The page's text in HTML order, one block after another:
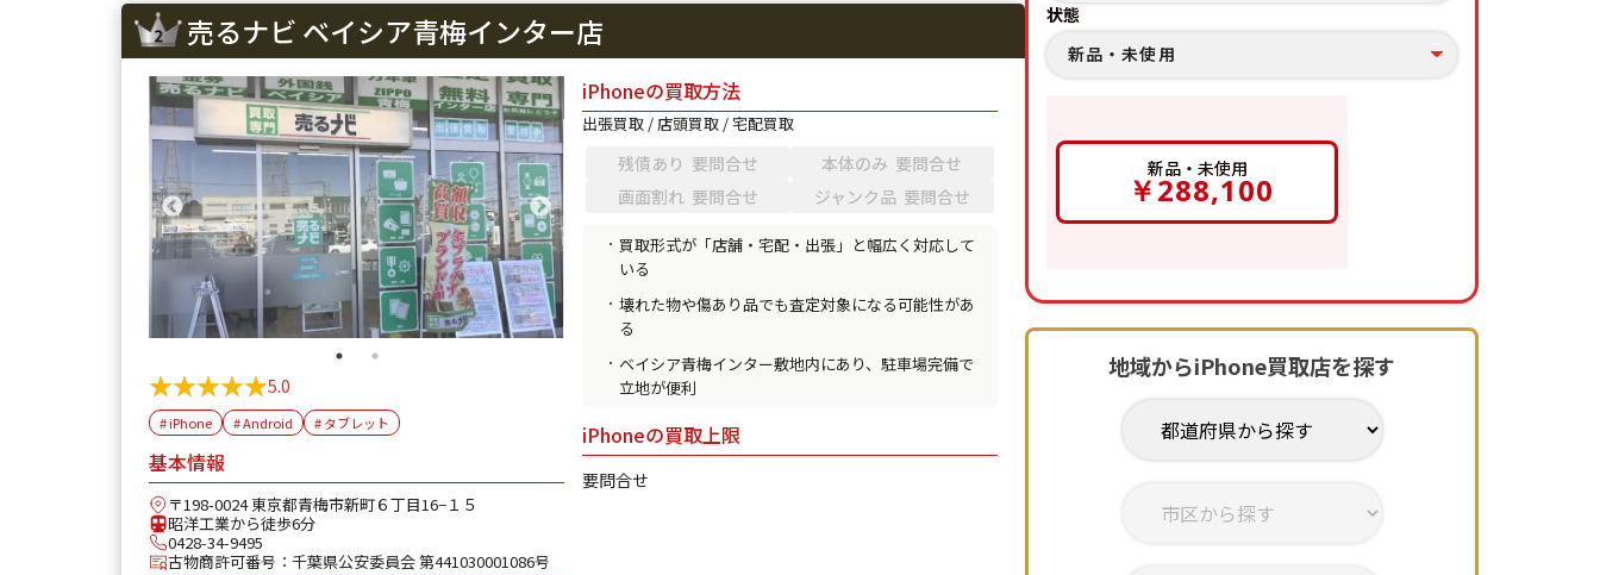
売るナビ ベイシア青梅インター店
★★★★★
★★★★★5.0
# iPhone # Android # タブレット
基本情報
〒198-0024 東京都青梅市新町６丁目16−１５
昭洋工業から徒歩6分
0428-34-9495
古物商許可番号：千葉県公安委員会 第441030001086号
iPhoneの買取方法
出張買取 / 店頭買取 / 宅配買取
残債あり 要問合せ
本体のみ 要問合せ
画面割れ 要問合せ
ジャンク品 要問合せ
買取形式が「店舗・宅配・出張」と幅広く対応して
いる
壊れた物や傷あり品でも査定対象になる可能性があ
る
ベイシア青梅インター敷地内にあり、駐車場完備で
立地が便利
iPhoneの買取上限
要問合せ
状態
新品・未使用
新品・未使用
￥288,100
地域からiPhone買取店を探す